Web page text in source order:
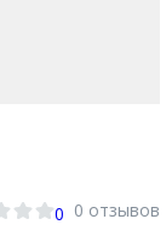
0 0 отзывов